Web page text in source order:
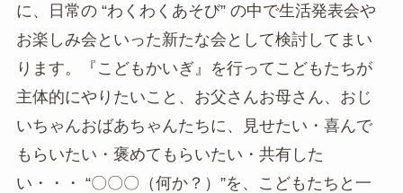
に、日常の “わくわくあそび” の中で生活発表会や
お楽しみ会といった新たな会として検討してまい
ります。『こどもかいぎ』を行ってこどもたちが
主体的にやりたいこと、お父さんお母さん、おじ
いちゃんおばあちゃんたちに、見せたい・喜んで
もらいたい・褒めてもらいたい・共有した
い・・・ “〇〇〇（何か？）”を、こどもたちと一